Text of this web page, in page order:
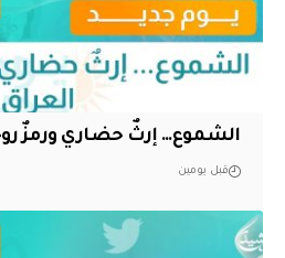
الشموع… إرثٌ حضاري ورمزٌ
قبل يومين